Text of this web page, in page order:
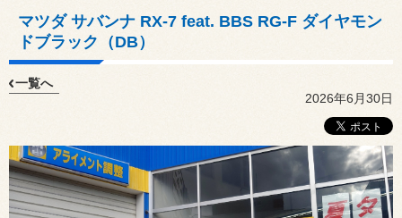
マツダ サバンナ RX-7 feat. BBS RG-F ダイヤモン
ドブラック（DB）
一覧へ
2026年6月30日